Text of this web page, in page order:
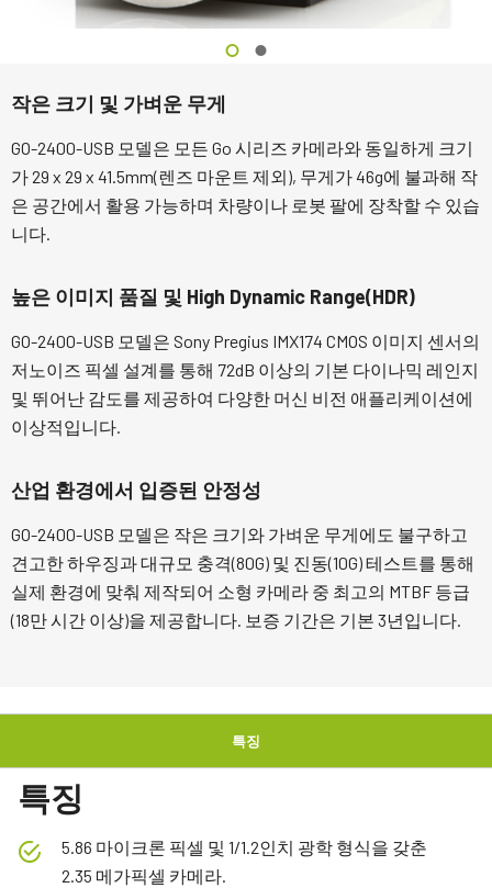
작은 크기 및 가벼운 무게
GO-2400-USB 모델은 모든 Go 시리즈 카메라와 동일하게 크기
가 29 x 29 x 41.5mm(렌즈 마운트 제외), 무게가 46g에 불과해 작
은 공간에서 활용 가능하며 차량이나 로봇 팔에 장착할 수 있습
니다.
높은 이미지 품질 및 High Dynamic Range(HDR)
GO-2400-USB 모델은 Sony Pregius IMX174 CMOS 이미지 센서의
저노이즈 픽셀 설계를 통해 72dB 이상의 기본 다이나믹 레인지
및 뛰어난 감도를 제공하여 다양한 머신 비전 애플리케이션에
이상적입니다.
산업 환경에서 입증된 안정성
GO-2400-USB 모델은 작은 크기와 가벼운 무게에도 불구하고
견고한 하우징과 대규모 충격(80G) 및 진동(10G) 테스트를 통해
실제 환경에 맞춰 제작되어 소형 카메라 중 최고의 MTBF 등급
(18만 시간 이상)을 제공합니다. 보증 기간은 기본 3년입니다.
특징
특징
5.86 마이크론 픽셀 및 1/1.2인치 광학 형식을 갖춘
2.35 메가픽셀 카메라.